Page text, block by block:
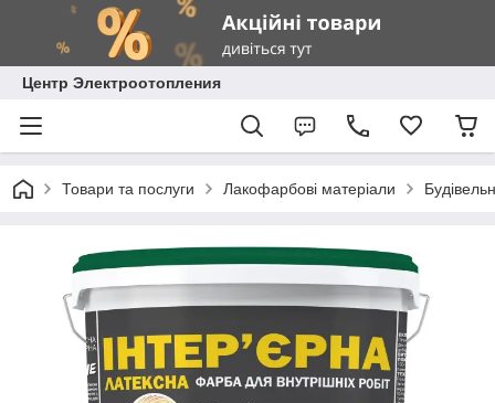
Центр Электроотопления
Товари та послуги Лакофарбові матеріали